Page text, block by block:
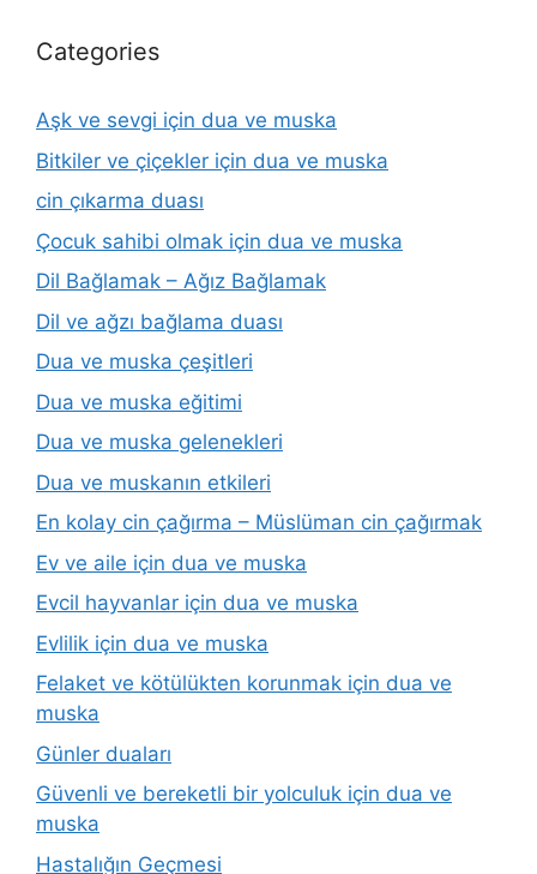
Categories
Aşk ve sevgi için dua ve muska
Bitkiler ve çiçekler için dua ve muska
cin çıkarma duası
Çocuk sahibi olmak için dua ve muska
Dil Bağlamak – Ağız Bağlamak
Dil ve ağzı bağlama duası
Dua ve muska çeşitleri
Dua ve muska eğitimi
Dua ve muska gelenekleri
Dua ve muskanın etkileri
En kolay cin çağırma – Müslüman cin çağırmak
Ev ve aile için dua ve muska
Evcil hayvanlar için dua ve muska
Evlilik için dua ve muska
Felaket ve kötülükten korunmak için dua ve
muska
Günler duaları
Güvenli ve bereketli bir yolculuk için dua ve
muska
Hastalığın Geçmesi